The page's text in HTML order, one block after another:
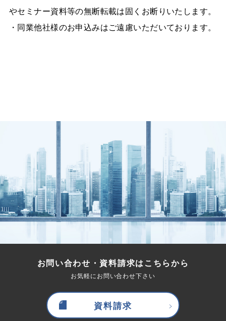
やセミナー資料等の無断転載は固くお断りいたします。
・同業他社様のお申込みはご遠慮いただいております。
お問い合わせ・資料請求はこちらから
お気軽にお問い合わせ下さい
資料請求